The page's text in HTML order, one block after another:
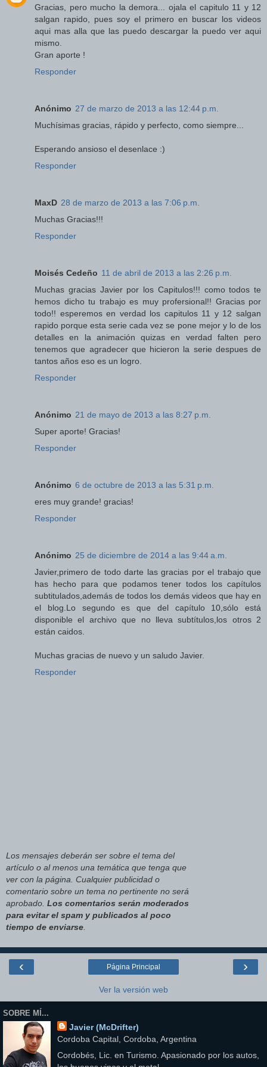
Gracias, pero mucho la demora... ojala el capitulo 11 y 12
salgan rapido, pues soy el primero en buscar los videos
aqui mas alla que las puedo descargar la puedo ver aqui
mismo.
Gran aporte !
Responder
Anónimo 27 de marzo de 2013 a las 12:44 p.m.
Muchísimas gracias, rápido y perfecto, como siempre...
Esperando ansioso el desenlace :)
Responder
MaxD 28 de marzo de 2013 a las 7:06 p.m.
Muchas Gracias!!!
Responder
Moisés Cedeño 11 de abril de 2013 a las 2:26 p.m.
Muchas gracias Javier por los Capitulos!!! como todos te
hemos dicho tu trabajo es muy profersional!! Gracias por
todo!! esperemos en verdad los capitulos 11 y 12 salgan
rapido porque esta serie cada vez se pone mejor y lo de los
detalles en la animación quizas en verdad falten pero
tenemos que agradecer que hicieron la serie despues de
tantos años eso es un logro.
Responder
Anónimo 21 de mayo de 2013 a las 8:27 p.m.
Super aporte! Gracias!
Responder
Anónimo 6 de octubre de 2013 a las 5:31 p.m.
eres muy grande! gracias!
Responder
Anónimo 25 de diciembre de 2014 a las 9:44 a.m.
Javier,primero de todo darte las gracias por el trabajo que
has hecho para que podamos tener todos los capítulos
subtitulados,además de todos los demás videos que hay en
el blog.Lo segundo es que del capítulo 10,sólo está
disponible el archivo que no lleva subtítulos,los otros 2
están caidos.
Muchas gracias de nuevo y un saludo Javier.
Responder
Los mensajes deberán ser sobre el tema del
artículo o al menos una temática que tenga que
ver con la página. Cualquier publicidad o
comentario sobre un tema no pertinente no será
aprobado. Los comentarios serán moderados
para evitar el spam y publicados al poco
tiempo de enviarse
‹ ›
Página Principal
Ver la versión web
SOBRE MÍ...
Javier (McDrifter)
Cordoba Capital, Cordoba, Argentina
Cordobés, Lic. en Turismo. Apasionado por los autos,